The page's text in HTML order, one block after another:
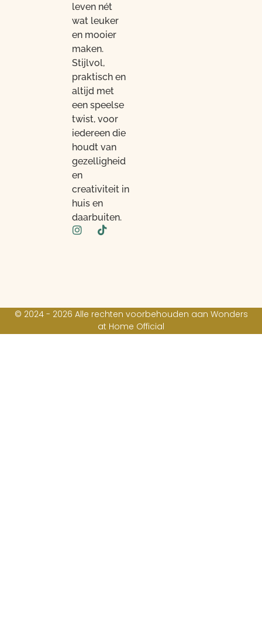
leven nét
wat leuker
en mooier
maken.
Stijlvol,
praktisch en
altijd met
een speelse
twist, voor
iedereen die
houdt van
gezelligheid
en
creativiteit in
huis en
daarbuiten.
© 2024 - 2026 Alle rechten voorbehouden aan Wonders
at Home Official